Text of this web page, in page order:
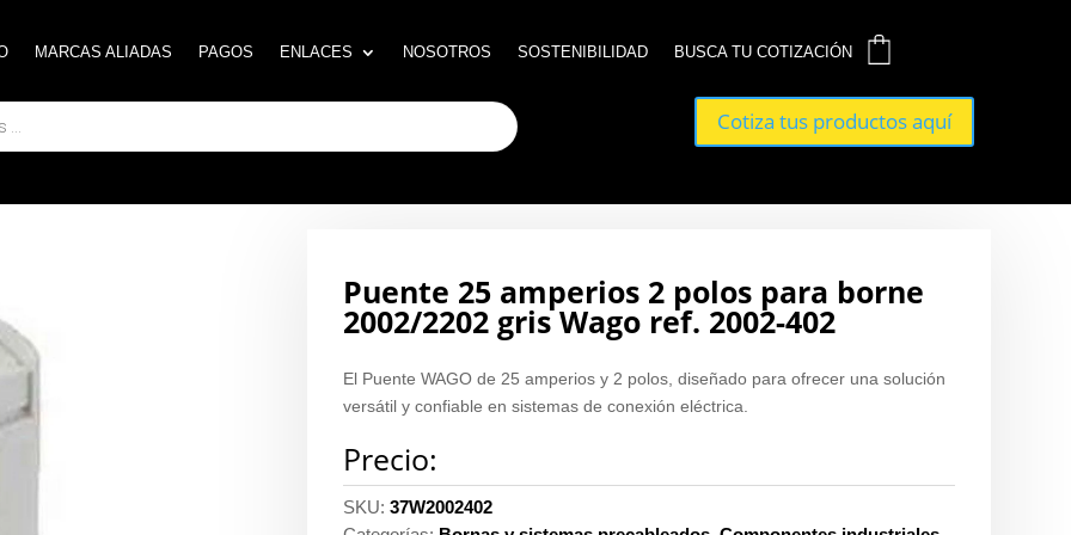
MARCAS ALIADAS PAGOS ENLACES NOSOTROS SOSTENIBILIDAD BUSCA TU COTIZACIÓN
Cotiza tus productos aquí
MARCAS ALIADAS PAGOS ENLACES NOSOTROS SOSTENIBILIDAD BUSCA TU COTIZACIÓN
Cotiza tus productos aquí
Puente 25 amperios 2 polos para borne
2002/2202 gris Wago ref. 2002-402
El Puente WAGO de 25 amperios y 2 polos, diseñado para ofrecer una solución
versátil y confiable en sistemas de conexión eléctrica.
Precio:
SKU:37W2002402